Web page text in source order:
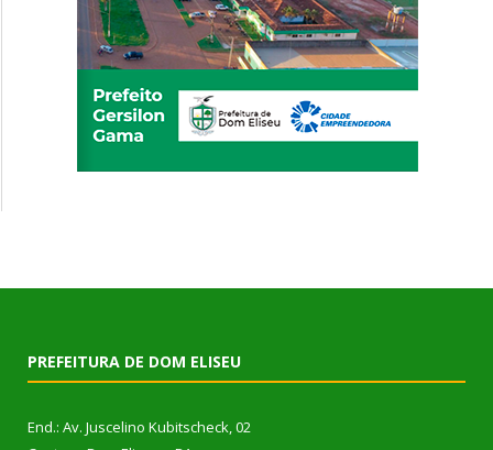
PREFEITURA DE DOM ELISEU
End.: Av. Juscelino Kubitscheck, 02